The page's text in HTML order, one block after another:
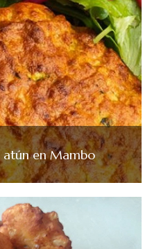
atún en Mambo